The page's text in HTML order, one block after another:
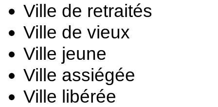
Ville de retraités
Ville de vieux
Ville jeune
Ville assiégée
Ville libérée